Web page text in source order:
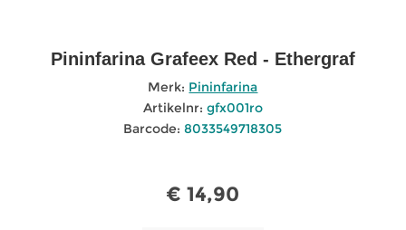
Pininfarina Grafeex Red - Ethergraf
Merk: Pininfarina
Artikelnr: gfx001ro
Barcode: 8033549718305
€ 14,90